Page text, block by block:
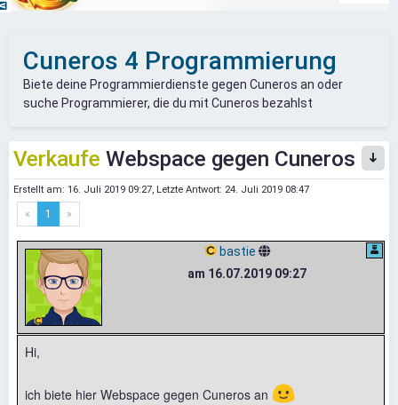
Cuneros 4 Programmierung
Biete deine Programmierdienste gegen Cuneros an oder
suche Programmierer, die du mit Cuneros bezahlst
Verkaufe Webspace gegen Cuneros
Erstellt am: 16. Juli 2019 09:27, Letzte Antwort: 24. Juli 2019 08:47
« 1 »
bastie
am 16.07.2019 09:27
Hi,
ich biete hier Webspace gegen Cuneros an 🙂